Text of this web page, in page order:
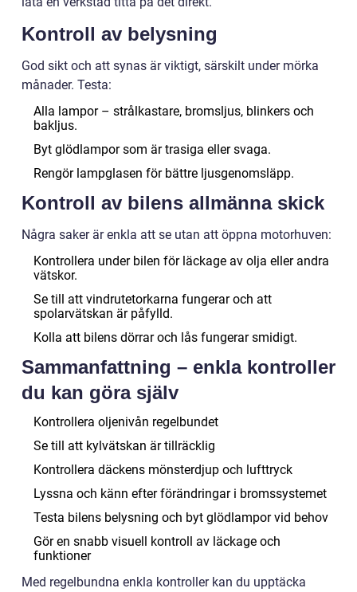
Kontroll av belysning
God sikt och att synas är viktigt, särskilt under mörka
månader. Testa:
Alla lampor – strålkastare, bromsljus, blinkers och
bakljus.
Byt glödlampor som är trasiga eller svaga.
Rengör lampglasen för bättre ljusgenomsläpp.
Kontroll av bilens allmänna skick
Några saker är enkla att se utan att öppna motorhuven:
Kontrollera under bilen för läckage av olja eller andra
vätskor.
Se till att vindrutetorkarna fungerar och att
spolarvätskan är påfylld.
Kolla att bilens dörrar och lås fungerar smidigt.
Sammanfattning – enkla kontroller
du kan göra själv
Kontrollera oljenivån regelbundet
Se till att kylvätskan är tillräcklig
Kontrollera däckens mönsterdjup och lufttryck
Lyssna och känn efter förändringar i bromssystemet
Testa bilens belysning och byt glödlampor vid behov
Gör en snabb visuell kontroll av läckage och
funktioner
Med regelbundna enkla kontroller kan du upptäcka